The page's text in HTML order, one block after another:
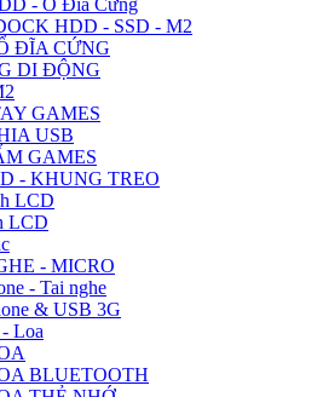
HDD - SSD - M2
ĐĨA CỨNG
DI ĐỘNG
GAMES
USB
GAMES
- KHUNG TREO
LCD
LCD
- MICRO
- Tai nghe
& USB 3G
- Loa
BLUETOOTH